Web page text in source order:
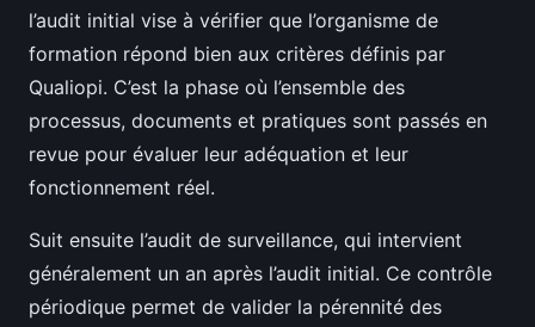
l’audit initial vise à vérifier que l’organisme de
formation répond bien aux critères définis par
Qualiopi. C’est la phase où l’ensemble des
processus, documents et pratiques sont passés en
revue pour évaluer leur adéquation et leur
fonctionnement réel.
Suit ensuite l’audit de surveillance, qui intervient
généralement un an après l’audit initial. Ce contrôle
périodique permet de valider la pérennité des